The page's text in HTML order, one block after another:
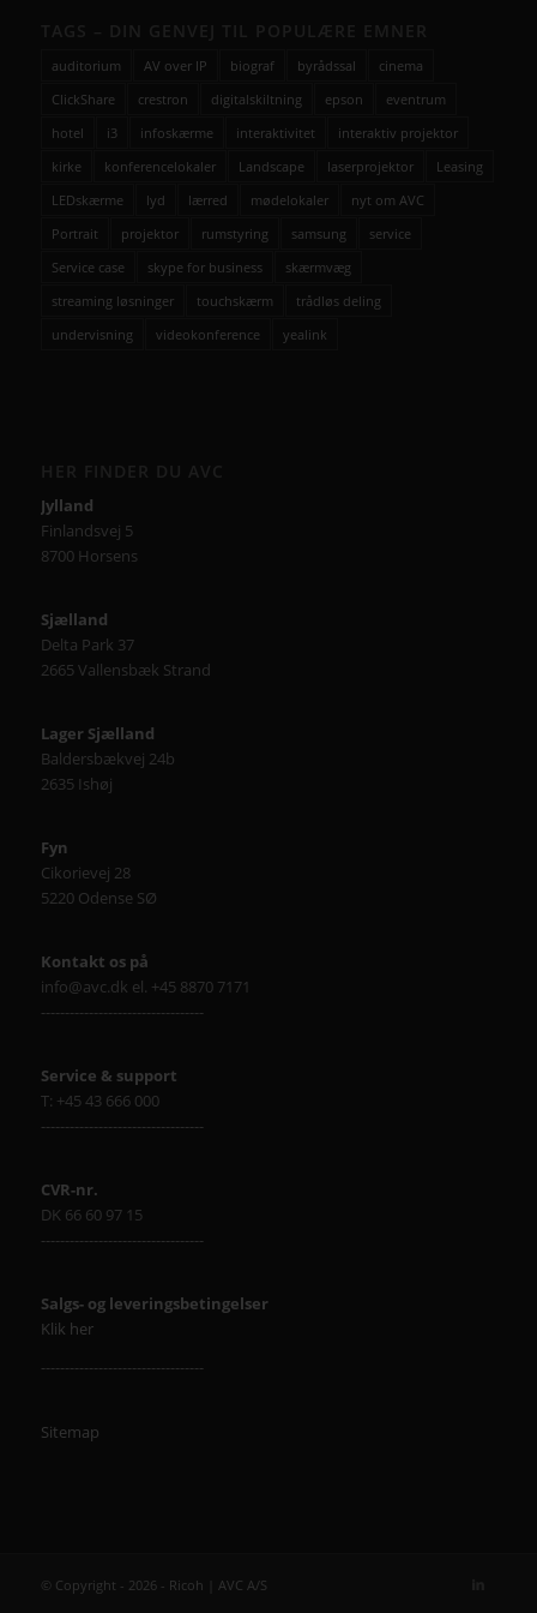
auditorium AV over IP biograf byrådssal
cinema
ClickShare
crestron digitalskiltning epson
eventrum
hotel
i3 infoskærme interaktivitet
interaktiv projektor
kirke
konferencelokaler Landscape laserprojektor
Leasing
LEDskærme
lyd lærred mødelokaler
nyt om AVC
Portrait
projektor rumstyring samsung
service
Service case
skype for business
skærmvæg
streaming løsninger
touchskærm
trådløs deling
undervisning
videokonference yealink
Jylland
Finlandsvej 5
8700 Horsens
Sjælland
Delta Park 37
2665 Vallensbæk Strand
Lager Sjælland
Baldersbækvej 24b
2635 Ishøj
Fyn
Cikorievej 28
5220 Odense SØ
Kontakt os på
info@avc.dk el. +45 8870 7171
----------------------------------
Service & support
T: +45 43 666 000
----------------------------------
CVR-nr.
DK 66 60 97 15
----------------------------------
Salgs- og leveringsbetingelser
Klik her
----------------------------------
Sitemap
© Copyright - 2026 - Ricoh | AVC A/S